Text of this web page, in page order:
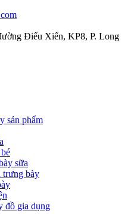
Điểu Xiển, KP8, P. Long
sản phẩm
sữa
trưng bày
đồ gia dụng